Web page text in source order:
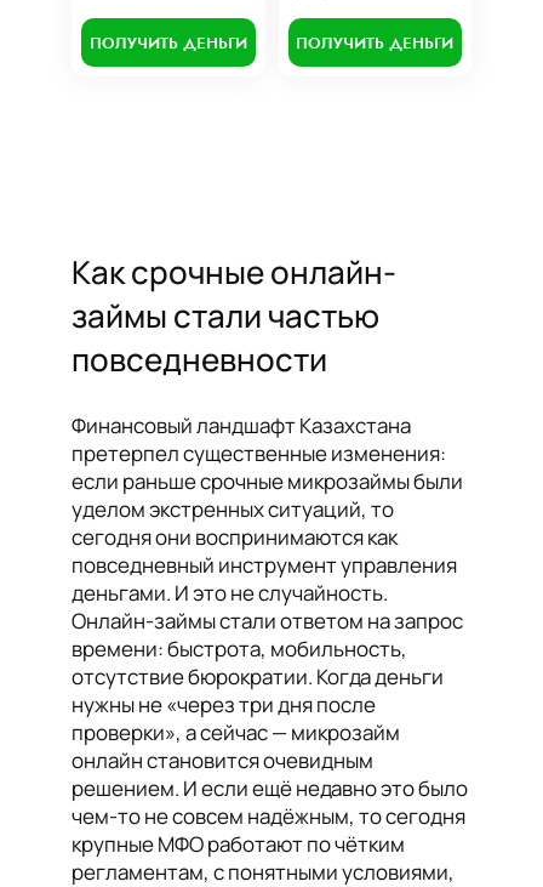
ПОЛУЧИТЬ ДЕНЬГИ ПОЛУЧИТЬ ДЕНЬГИ
Как срочные онлайн-
займы стали частью
повседневности
Финансовый ландшафт Казахстана
претерпел существенные изменения:
если раньше срочные микрозаймы были
уделом экстренных ситуаций, то
сегодня они воспринимаются как
повседневный инструмент управления
деньгами. И это не случайность.
Онлайн-займы стали ответом на запрос
времени: быстрота, мобильность,
отсутствие бюрократии. Когда деньги
нужны не «через три дня после
проверки», а сейчас — микрозайм
онлайн становится очевидным
решением. И если ещё недавно это было
чем-то не совсем надёжным, то сегодня
крупные МФО работают по чётким
регламентам, с понятными условиями,